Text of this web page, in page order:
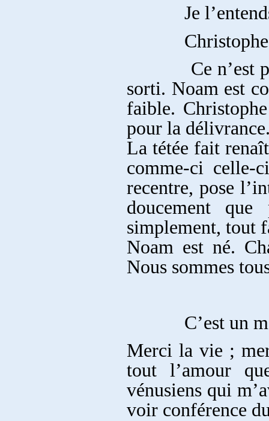
Je l’entends
Christophe a
Ce n’est pas
sorti. Noam est
faible.
pour la
La tétée fait
comme-ci celle-
recentre, pose
doucement
simplement, tout
Noam est né.
Nous sommes
C’est un
Merci la vie ;
tout l’amour
vénusiens qui
voir conférence